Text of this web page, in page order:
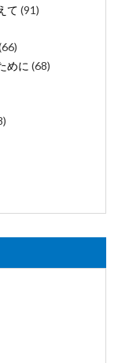
て (91)
めに (68)